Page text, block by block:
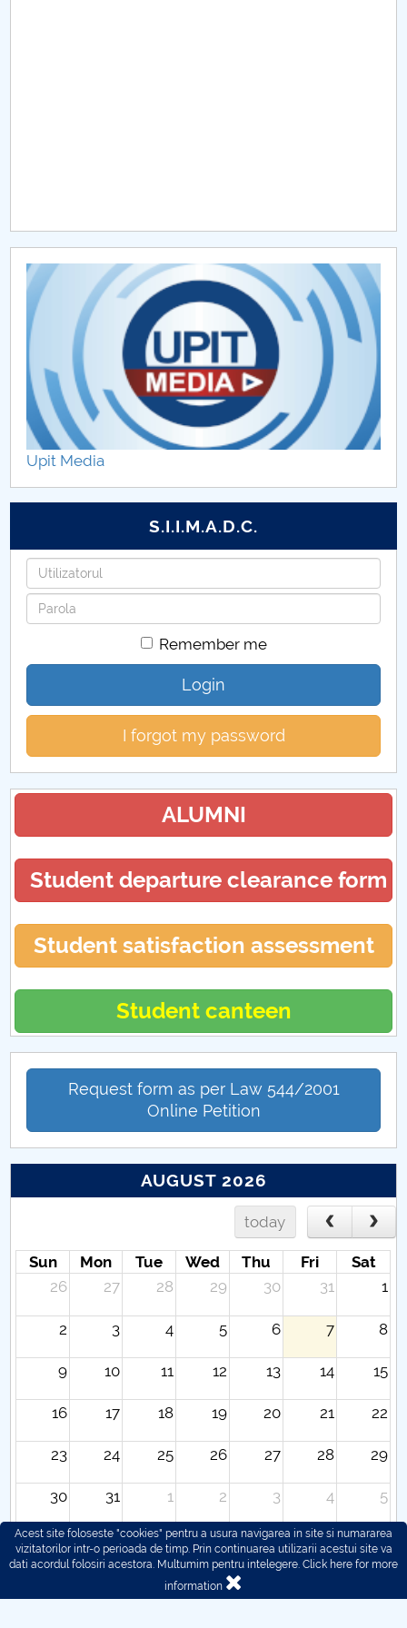
CAR2026
MENIU CANTINA
Trabant
Dacia 1300
Daxia Duster - birou mobil
Renault Alpine A110S
Dacia Duster Pick-up
Ford EcoSport
Upit Media
S.I.I.M.A.D.C.
Username
Password
Remember me
Login
I forgot my password
ALUMNI
Student departure clearance form
Student satisfaction assessment
Student canteen
Request form as per Law 544/2001
Online Petition
AUGUST 2026
today
Sun Mon Tue Wed Thu Fri
Sat
26
27 28 29 30 31 1
2 3 4 5 6 7 8
9 10 11 12 13 14 15
16 17 18 19 20 21 22
23 24 25 26 27 28 29
30 31 1 2 3 4 5
Acest site foloseste "cookies" pentru a usura navigarea in site si numararea
vizitatorilor intr-o perioada de timp. Prin continuarea utilizarii acestui site va
dati acordul folosiri acestora. Multumim pentru intelegere. Click here for more
information